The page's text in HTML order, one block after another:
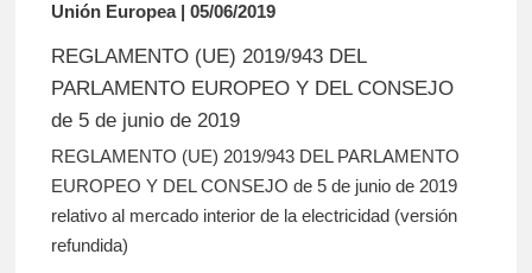
Unión Europea | 05/06/2019
REGLAMENTO (UE) 2019/943 DEL
PARLAMENTO EUROPEO Y DEL CONSEJO
de 5 de junio de 2019
REGLAMENTO (UE) 2019/943 DEL PARLAMENTO
EUROPEO Y DEL CONSEJO de 5 de junio de 2019
relativo al mercado interior de la electricidad (versión
refundida)